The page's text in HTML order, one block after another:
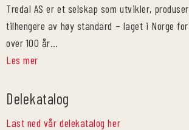
Tredal AS er et selskap som utvikler,
tilhengere av høy standard – laget i Norge
over 100 år…
Les mer
Delekatalog
Last ned vår delekatalog her